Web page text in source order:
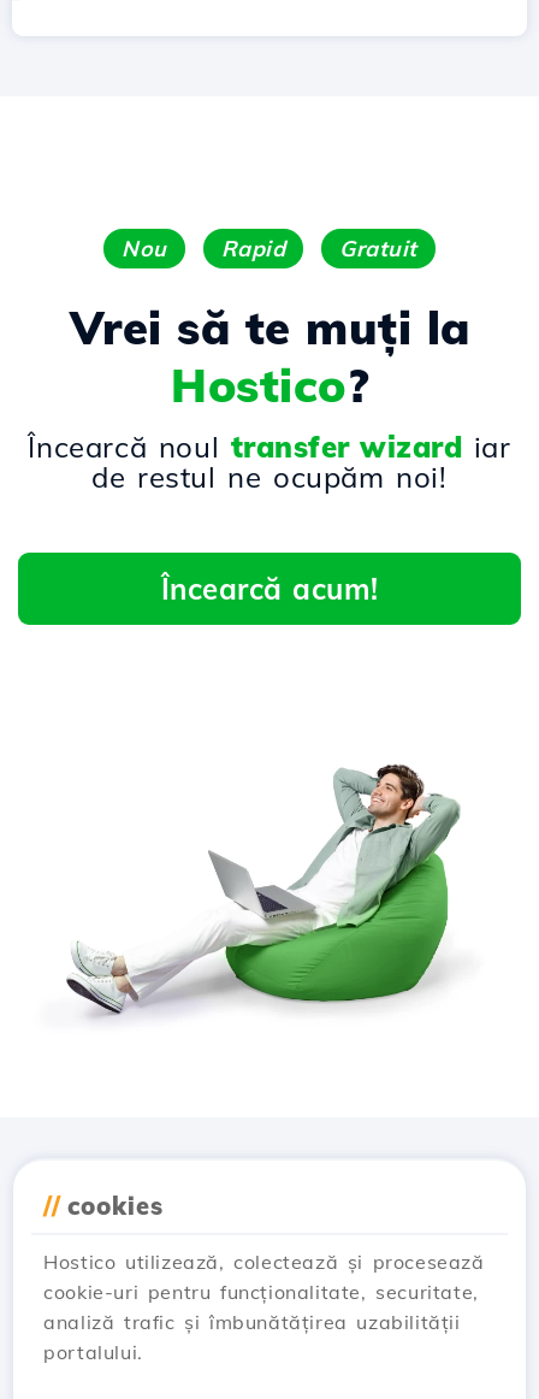
Nou Rapid Gratuit
Vrei să te muți la
Hostico?
Încearcă noul transfer wizard iar
de restul ne ocupăm noi!
Încearcă acum!
// cookies
Hostico utilizează, colectează și procesează
cookie-uri pentru funcționalitate, securitate,
analiză trafic și îmbunătățirea uzabilității
portalului.